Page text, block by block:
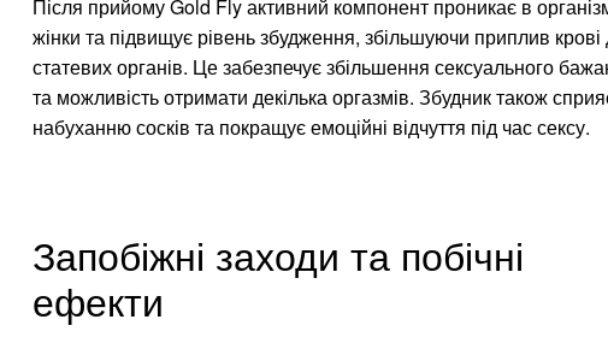
Після прийому Gold Fly активний компонент проникає в
жінки та підвищує рівень збудження, збільшуючи приплив крові
статевих органів. Це забезпечує збільшення сексуального
та можливість отримати декілька оргазмів. Збудник також
набуханню сосків та покращує емоційні відчуття під час сексу.
Запобіжні заходи та побічні
ефекти